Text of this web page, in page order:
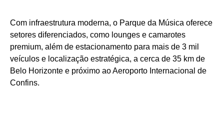
Com infraestrutura moderna, o Parque da Música oferece
setores diferenciados, como lounges e camarotes
premium, além de estacionamento para mais de 3 mil
veículos e localização estratégica, a cerca de 35 km de
Belo Horizonte e próximo ao Aeroporto Internacional de
Confins.